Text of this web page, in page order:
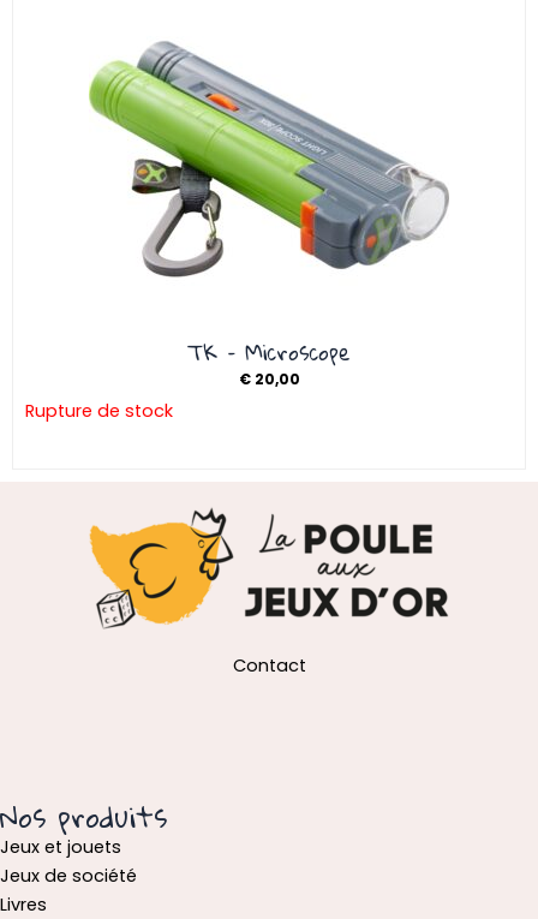
TK – Microscope
€20,00
Rupture de stock
Contact
Nos produits
Jeux et jouets
Jeux de société
Livres